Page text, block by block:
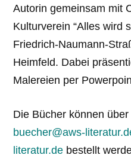
Autorin gemeinsam mit
Kulturverein “Alles wird
Friedrich-Naumann-
Heimfeld. Dabei
Malereien per
Die Bücher können
buecher@aws-
literatur.de bestellt